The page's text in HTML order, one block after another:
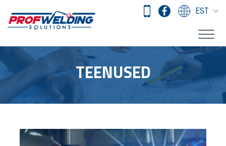
EST
TEENUSED